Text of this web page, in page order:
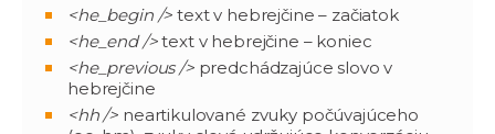
<he_begin /> text v hebrejčine – začiatok
<he_end />text v hebrejčine – koniec
<he_previous />predchádzajúce slovo v
hebrejčine
<hh /> neartikulované zvuky počúvajúceho